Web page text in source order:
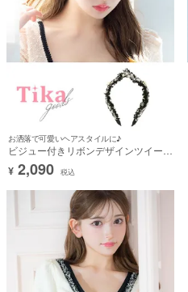
お洒落で可愛いヘアスタイルに♪
ビジュー付きリボンデザインツイード
カチューシャ
¥ 2,090 税込